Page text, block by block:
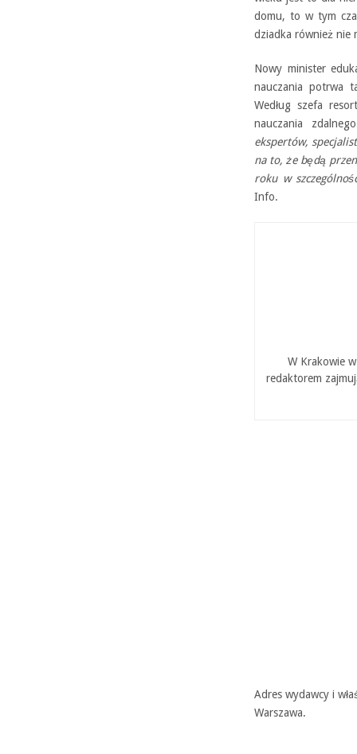
domu, to w tym
dziadka również nie
Nowy minister
nauczania potrwa
Według szefa
nauczania
ekspertów,
na to, że będą
roku w
Info.
W Krakowie
redaktorem
Adres wydawcy i
Warszawa.